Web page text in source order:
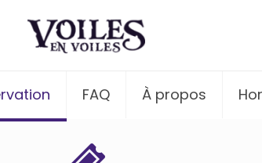
FAQ À propos